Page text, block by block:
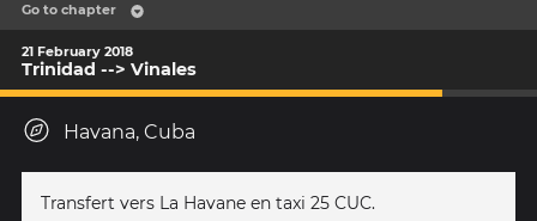
Go to chapter
21 February 2018
Trinidad --> Vinales
Havana, Cuba
Transfert vers La Havane en taxi 25 CUC.